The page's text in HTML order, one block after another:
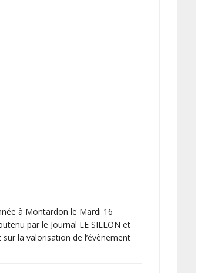
à Montardon le Mardi 16
par le Journal LE SILLON et
la valorisation de l’évènement